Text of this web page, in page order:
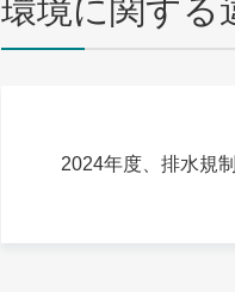
環境に関する
2024年度、排水規